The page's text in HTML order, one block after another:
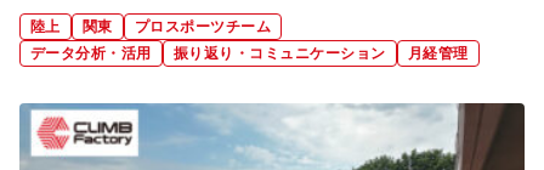
陸上 関東
プロスポーツチーム
データ分析・活用
振り返り・コミュニケーション 月経管理